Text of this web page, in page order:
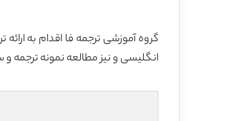
انگلیسی و نیز مطالعه نمونه ترجمه و